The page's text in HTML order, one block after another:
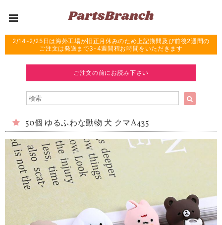
2/14-2/25日は海外工場が旧正月休みのため上記期間及び前後2週間の
ご注文は発送まで3-4週間程お時間をいただきます
ご注文の前にお読み下さい
50個 ゆるふわな動物 犬 クマA435